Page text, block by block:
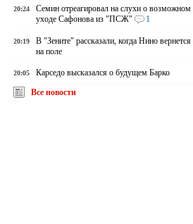
20:24
Семин отреагировал на слухи о возможном
уходе Сафонова из "ПСЖ"
1
20:19
В "Зените" рассказали, когда Нино вернется
на поле
20:05
Карседо высказался о будущем Барко
Все новости